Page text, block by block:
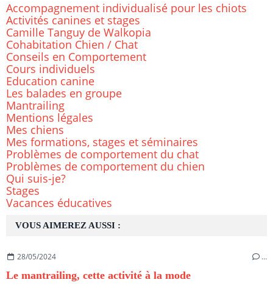
VOUS AIMEREZ AUSSI :
28/05/2024 …
Le mantrailing, cette activité à la mode
Accompagnement individualisé pour les chiots
Activités canines et stages
Camille Tanguy de Walkopia
Cohabitation Chien / Chat
Conseils en Comportement
Cours individuels
Education canine
Les balades en groupe
Mantrailing
Mentions légales
Mes chiens
Mes formations, stages et séminaires
Problèmes de comportement du chat
Problèmes de comportement du chien
Qui suis-je?
Stages
Vacances éducatives